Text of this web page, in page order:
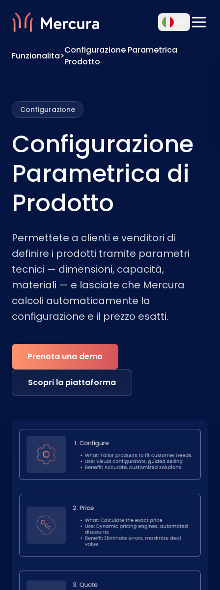
Funzionalita>
Configurazione Parametrica
Prodotto
Configurazione
Configurazione
Parametrica di
Prodotto
Permettete a clienti e venditori di
definire i prodotti tramite parametri
tecnici — dimensioni, capacità,
materiali — e lasciate che Mercura
calcoli automaticamente la
configurazione e il prezzo esatti.
Prenota una demo
Scopri la piattaforma